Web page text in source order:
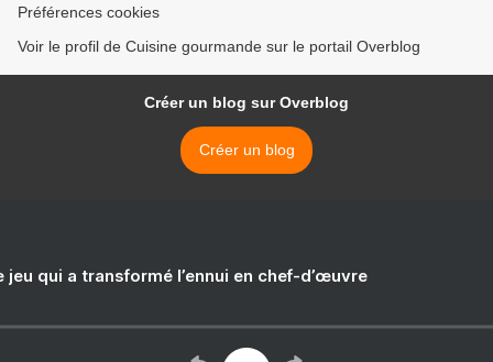
Préférences cookies
Voir le profil de Cuisine gourmande sur le portail Overblog
Créer un blog sur Overblog
Créer un blog
jeu qui a transformé l’ennui en chef-d’œuvre